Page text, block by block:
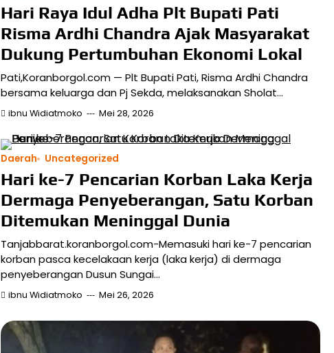
Hari Raya Idul Adha Plt Bupati Pati
Risma Ardhi Chandra Ajak Masyarakat
Dukung Pertumbuhan Ekonomi Lokal
Pati,Koranborgol.com — Plt Bupati Pati, Risma Ardhi Chandra
bersama keluarga dan Pj Sekda, melaksanakan Sholat…
ibnu Widiatmoko Mei 28, 2026
Daerah Uncategorized
Hari ke-7 Pencarian Korban Laka Kerja
Dermaga Penyeberangan, Satu Korban
Ditemukan Meninggal Dunia
Tanjabbarat.koranborgol.com-Memasuki hari ke-7 pencarian
korban pasca kecelakaan kerja (laka kerja) di dermaga
penyeberangan Dusun Sungai…
ibnu Widiatmoko Mei 26, 2026